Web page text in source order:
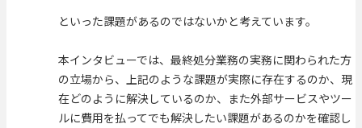
といった課題があるのではないかと考えています。
本インタビューでは、最終処分業務の実務に関わられた方
の立場から、上記のような課題が実際に存在するのか、現
在どのように解決しているのか、また外部サービスやツー
ルに費用を払ってでも解決したい課題があるのかを確認し